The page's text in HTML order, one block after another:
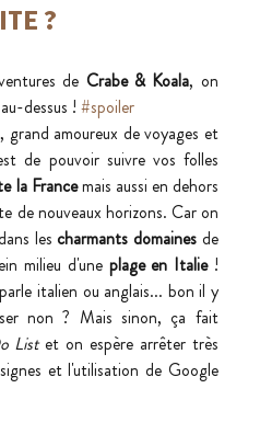
?
de Crabe & Koala, on
dessus ! #spoiler
La suite "logique" pour nous, grand amoureux de voyages et
de pouvoir suivre vos folles
la France mais aussi en dehors
de nouveaux horizons. Car on
les charmants domaines de
milieu d'une plage en Italie !
italien ou anglais... bon il y
non ? Mais sinon, ça fait
List et on espère arrêter très
et l'utilisation de Google